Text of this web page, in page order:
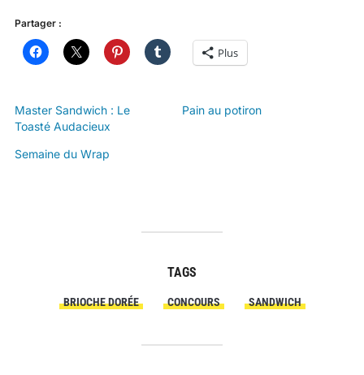
Partager :
Plus
Master Sandwich : Le
Toasté Audacieux
Pain au potiron
Semaine du Wrap
TAGS
BRIOCHE DORÉE CONCOURS SANDWICH